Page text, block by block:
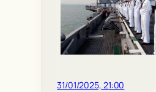
31/01/2025, 21:00